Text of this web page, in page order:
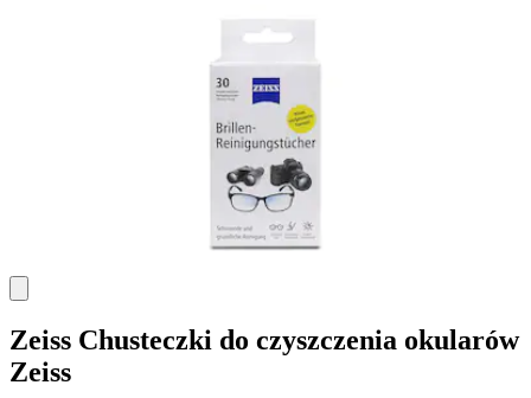
Zeiss Chusteczki do czyszczenia okularów
Zeiss